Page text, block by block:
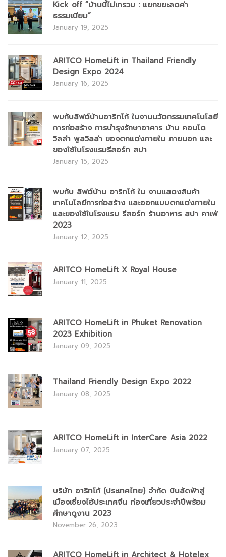
Kick off “บ้านนี้ไม่เทรวม : แยกขยะลดค่า
ธรรมเนียม”
January 19, 2025
ARITCO HomeLift in Thailand Friendly
Design Expo 2024
January 16, 2025
พบกับลิฟต์บ้านอาริทโก้ ในงานนวัตกรรมเทคโนโลยี
การก่อสร้าง การบำรุงรักษาอาคาร บ้าน คอนโด
วิลล่า พูลวิลล่า ของตกแต่งภายใน ภายนอก และ
ของใช้ในโรงแรมรีสอร์ท สปา
January 15, 2025
พบกับ ลิฟต์บ้าน อาริทโก้ ใน งานแสดงสินค้า
เทคโนโลยีการก่อสร้าง และออกแบบตกแต่งภายใน
และของใช้ในโรงแรม รีสอร์ท ร้านอาหาร สปา คาเฟ่
2023
January 12, 2025
ARITCO HomeLift X Royal House
January 11, 2025
ARITCO HomeLift in Phuket Renovation
2023 Exhibition
January 09, 2025
Thailand Friendly Design Expo 2022
January 08, 2025
ARITCO HomeLift in InterCare Asia 2022
January 07, 2025
บริษัท อาริทโก้ (ประเทศไทย) จำกัด บินลัดฟ้าสู่
เมืองเซี่ยงไฮ้ประเทศจีน ท่องเที่ยวประจำปีพร้อม
ศึกษาดูงาน 2023
November 26, 2023